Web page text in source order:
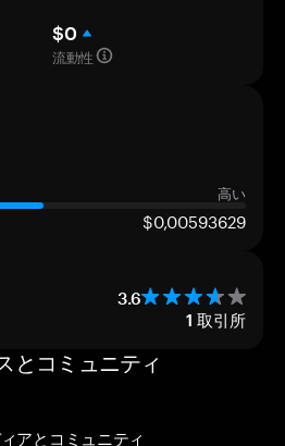
$0
流動性
高い
$0,00593629
3.6
1 取引所
とコミュニティ
アとコミュニティ